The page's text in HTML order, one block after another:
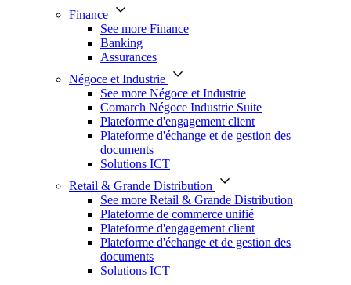
Finance
See more Finance
Banking
Assurances
Négoce et Industrie
See more Négoce et Industrie
Comarch Négoce Industrie Suite
Plateforme d'engagement client
Plateforme d'échange et de gestion des
documents
Solutions ICT
Retail & Grande Distribution
See more Retail & Grande Distribution
Plateforme de commerce unifié
Plateforme d'engagement client
Plateforme d'échange et de gestion des
documents
Solutions ICT